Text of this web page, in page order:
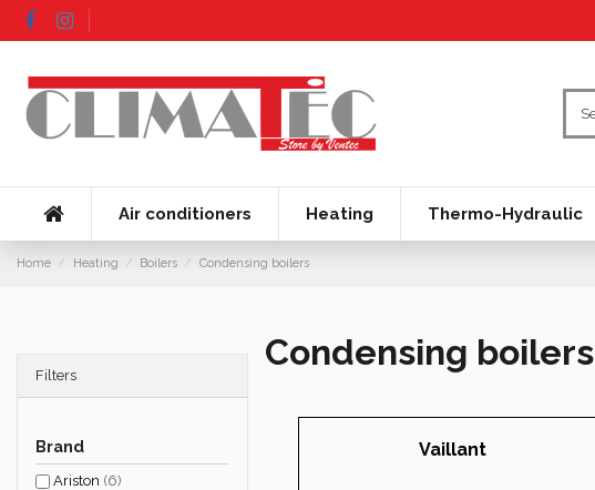
Air conditioners Heating Thermo-Hydraulic
Home Heating Boilers Condensing boilers
Condensing boilers
Vaillant
Filters
Brand
Ariston (6)